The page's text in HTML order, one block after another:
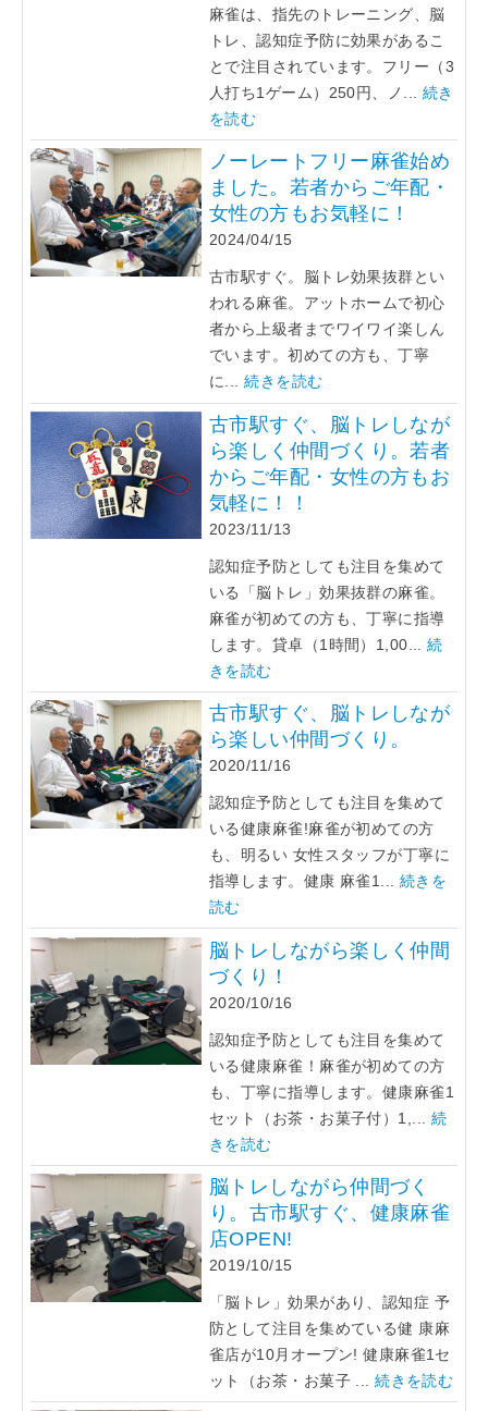
麻雀は、指先のトレーニング、脳
トレ、認知症予防に効果があるこ
とで注目されています。フリー（3
人打ち1ゲーム）250円、ノ... 続き
を読む
ノーレートフリー麻雀始め
ました。若者からご年配・
女性の方もお気軽に！
2024/04/15
古市駅すぐ。脳トレ効果抜群とい
われる麻雀。アットホームで初心
者から上級者までワイワイ楽しん
でいます。初めての方も、丁寧
に...続きを読む
古市駅すぐ、脳トレしなが
ら楽しく仲間づくり。若者
からご年配・女性の方もお
気軽に！！
2023/11/13
認知症予防としても注目を集めて
いる「脳トレ」効果抜群の麻雀。
麻雀が初めての方も、丁寧に指導
します。貸卓（1時間）1,00...続
きを読む
古市駅すぐ、脳トレしなが
ら楽しい仲間づくり。
2020/11/16
認知症予防としても注目を集めて
いる健康麻雀!麻雀が初めての方
も、明るい 女性スタッフが丁寧に
指導します。健康 麻雀1... 続きを
読む
脳トレしながら楽しく仲間
づくり！
2020/10/16
認知症予防としても注目を集めて
いる健康麻雀！麻雀が初めての方
も、丁寧に指導します。健康麻雀1
セット（お茶・お菓子付）1,... 続
きを読む
脳トレしながら仲間づく
り。古市駅すぐ、健康麻雀
店OPEN!
2019/10/15
「脳トレ」効果があり、認知症 予
防として注目を集めている健 康麻
雀店が10月オープン! 健康麻雀1セ
ット（お茶・お菓子 ...続きを読む